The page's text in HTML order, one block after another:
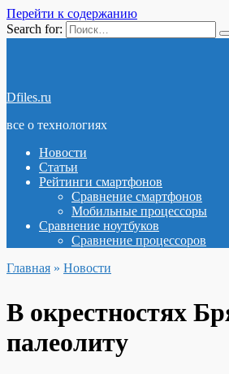
Перейти к содержанию
Search for:
Dfiles.ru
все о технологиях
Новости
Статьи
Рейтинги смартфонов
Сравнение смартфонов
Мобильные процессоры
Сравнение ноутбуков
Сравнение процессоров
Главная » Новости
В окрестностях
палеолиту